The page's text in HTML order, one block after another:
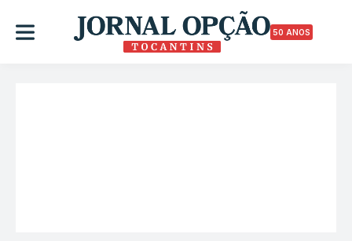
50 ANOS